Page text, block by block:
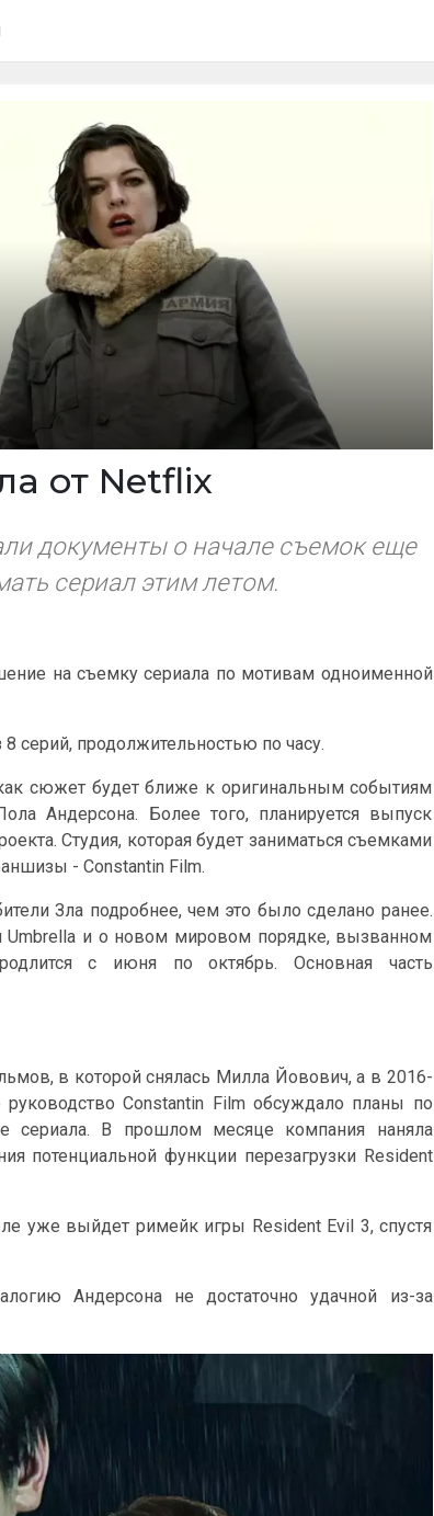
от Netflix
документы о начале съемок еще
сериал этим летом.
на съемку сериала по мотивам одноименной
серий, продолжительностью по часу.
сюжет будет ближе к оригинальным событиям
Андерсона. Более того, планируется выпуск
Студия, которая будет заниматься съемками
- Constantin Film.
Зла подробнее, чем это было сделано ранее.
Umbrella и о новом мировом порядке, вызванном
с июня по октябрь. Основная часть
в которой снялась Милла Йовович, а в 2016-
Constantin Film обсуждало планы по
сериала. В прошлом месяце компания наняла
потенциальной функции перезагрузки Resident
уже выйдет римейк игры Resident Evil 3, спустя
Андерсона не достаточно удачной из-за